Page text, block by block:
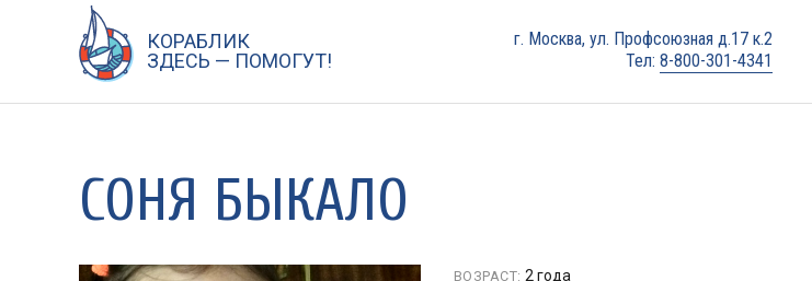
содержанию
КОРАБЛИК
ЗДЕСЬ — ПОМОГУТ!
г. Москва, ул. Профсоюзная д.17 к.2
Тел: 8-800-301-4341
СОНЯ БЫКАЛО
ВОЗРАСТ: 2 года